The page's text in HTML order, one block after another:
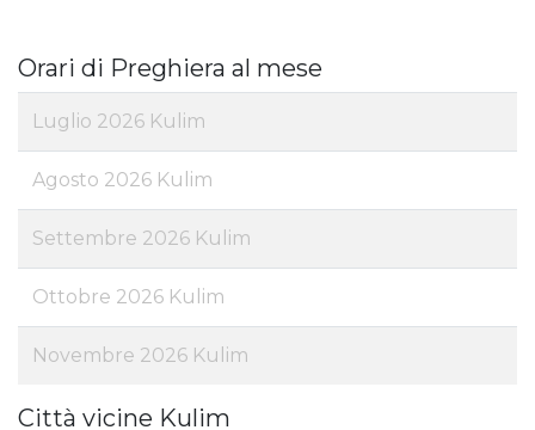
Orari di Preghiera al mese
Luglio 2026 Kulim
Agosto 2026 Kulim
Settembre 2026 Kulim
Ottobre 2026 Kulim
Novembre 2026 Kulim
Città vicine Kulim